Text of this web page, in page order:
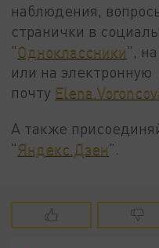
наблюдения,
странички в
"Одноклассники",
или на электронную
почту
А также
"Яндекс.Дзен".